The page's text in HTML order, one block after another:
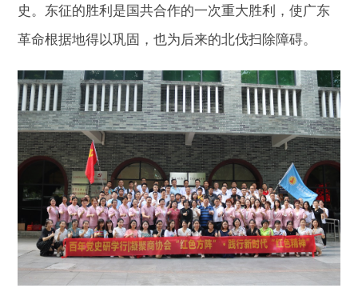
史。东征的胜利是国共合作的一次重大胜利，使广东
革命根据地得以巩固，也为后来的北伐扫除障碍。